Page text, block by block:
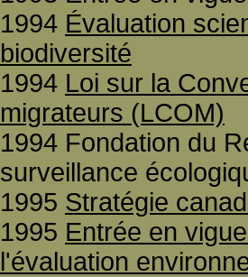
1994 Évaluation
biodiversité
1994 Loi sur la
migrateurs (LCOM)
1994 Fondation du
surveillance
1995 Stratégie
1995 Entrée en
l'évaluation